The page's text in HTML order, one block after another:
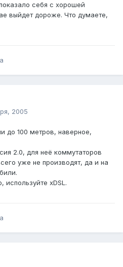
себя с хорошей
выйдет дороже. Что думаете,
2005
до 100 метров, наверное,
2.0, для неё коммутаторов
уже не производят, да и на
используйте xDSL.